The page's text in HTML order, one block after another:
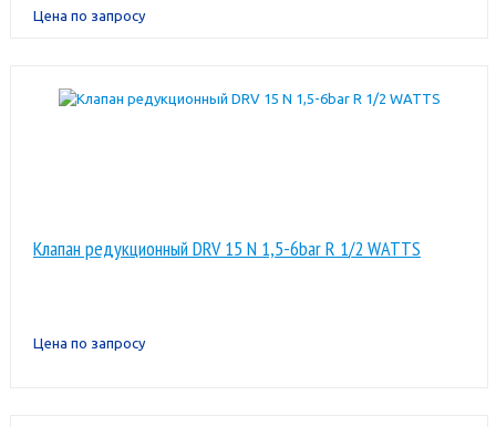
Цена по запросу
Клапан редукционный DRV 15 N 1,5-6bar R 1/2 WATTS
Цена по запросу